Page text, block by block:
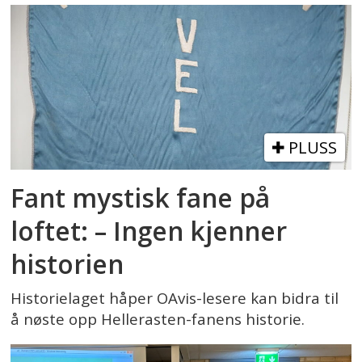
PLUSS
Fant mystisk fane på
loftet: – Ingen kjenner
historien
Historielaget håper OAvis-lesere kan bidra til
å nøste opp Hellerasten-fanens historie.